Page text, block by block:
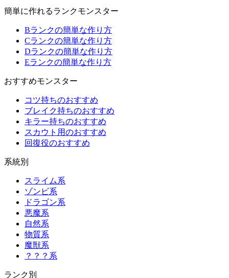
簡単に作れるランクモンスター
Bランクの簡単な作り方
Cランクの簡単な作り方
Dランクの簡単な作り方
Eランクの簡単な作り方
おすすめモンスター
コツ持ちのおすすめ
ブレイク持ちのおすすめ
キラー持ちのおすすめ
スカウト用のおすすめ
回復役のおすすめ
系統別
スライム系
ゾンビ系
ドラゴン系
悪魔系
自然系
物質系
魔獣系
？？？系
ランク別